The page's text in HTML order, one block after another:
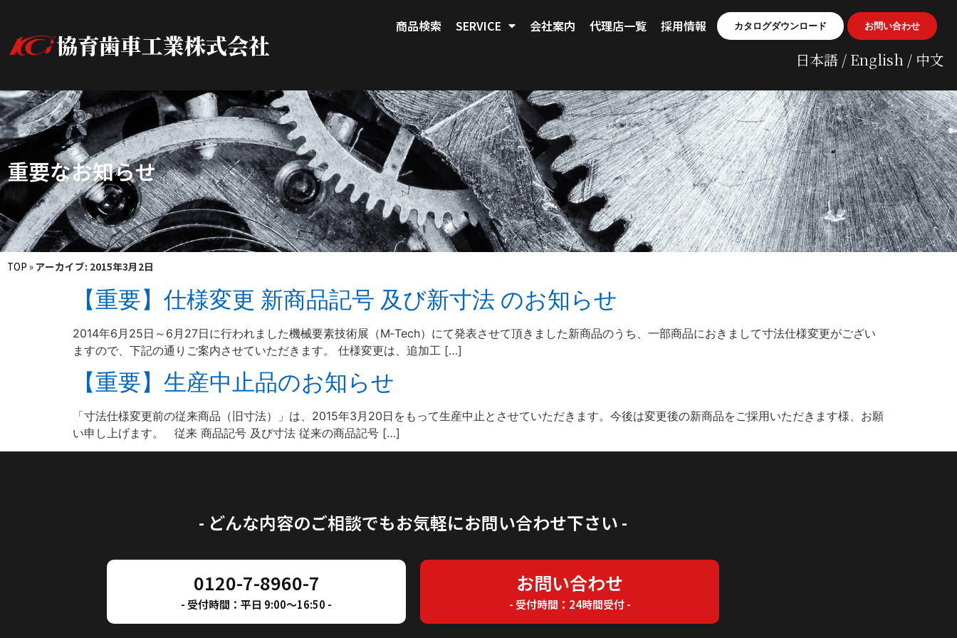
協育歯車工業株式会社
商品検索 SERVICE 会社案内 代理店一覧 採用情報 カタログダウンロード お問い合わせ
日本語 / English / 中文
重要なお知らせ
TOP » アーカイブ: 2015年3月2日
【重要】仕様変更 新商品記号 及び新寸法 のお知らせ
2014年6月25日～6月27日に行われました機械要素技術展（M‐Tech）にて発表させて頂きました新商品のうち、一部商品におきまして寸法仕様変更がござい
ますので、下記の通りご案内させていただきます。 仕様変更は、追加工 […]
【重要】生産中止品のお知らせ
「寸法仕様変更前の従来商品（旧寸法）」は、2015年3月20日をもって生産中止とさせていただきます。今後は変更後の新商品をご採用いただきます様、お願
い申し上げます。 従来 商品記号 及び寸法 従来の商品記号 […]
- どんな内容のご相談でもお気軽にお問い合わせ下さい -
0120-7-8960-7
- 受付時間：平日 9:00～16:50 -
お問い合わせ
- 受付時間：24時間受付 -